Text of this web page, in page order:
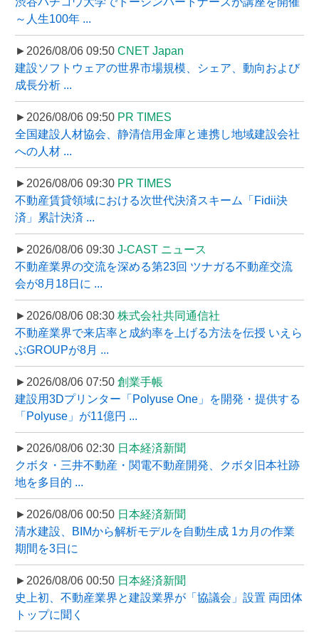
～人生100年 ...
►2026/08/06 09:50 CNET Japan
建設ソフトウェアの世界市場規模、シェア、動向および
成長分析 ...
►2026/08/06 09:50 PR TIMES
全国建設人材協会、静清信用金庫と連携し地域建設会社
への人材 ...
►2026/08/06 09:30 PR TIMES
不動産賃貸領域における次世代決済スキーム「Fidii決
済」累計決済 ...
►2026/08/06 09:30 J-CAST ニュース
不動産業界の交流を深める第23回 ツナガる不動産交流
会が8月18日に ...
►2026/08/06 08:30 株式会社共同通信社
不動産業界で来店率と成約率を上げる方法を伝授 いえら
ぶGROUPが8月 ...
►2026/08/06 07:50 創業手帳
建設用3Dプリンター「Polyuse One」を開発・提供する
「Polyuse」が11億円 ...
►2026/08/06 02:30 日本経済新聞
クボタ・三井不動産・関電不動産開発、クボタ旧本社跡
地を多目的 ...
►2026/08/06 00:50 日本経済新聞
清水建設、BIMから解析モデルを自動生成 1カ月の作業
期間を3日に
►2026/08/06 00:50 日本経済新聞
史上初、不動産業界と建設業界が「協議会」設置 両団体
トップに聞く